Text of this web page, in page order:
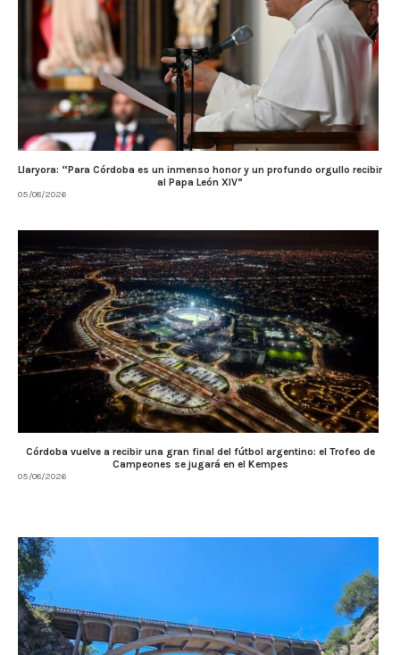
Llaryora: “Para Córdoba es un inmenso honor y un profundo orgullo recibir
al Papa León XIV”
05/08/2026
Córdoba vuelve a recibir una gran final del fútbol argentino: el Trofeo de
Campeones se jugará en el Kempes
05/08/2026